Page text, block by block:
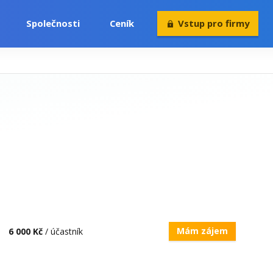
Společnosti Ceník Vstup pro firmy
6 000 Kč / účastník Mám zájem